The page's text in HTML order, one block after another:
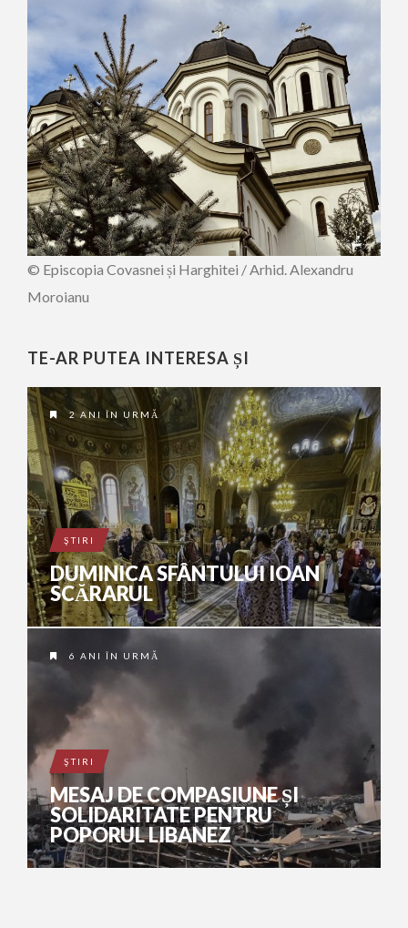
© Episcopia Covasnei și Harghitei / Arhid. Alexandru
Moroianu
TE-AR PUTEA INTERESA ȘI
2 ANI ÎN URMĂ
ŞTIRI
DUMINICA SFÂNTULUI IOAN
SCĂRARUL
6 ANI ÎN URMĂ
ŞTIRI
MESAJ DE COMPASIUNE ȘI
SOLIDARITATE PENTRU
POPORUL LIBANEZ